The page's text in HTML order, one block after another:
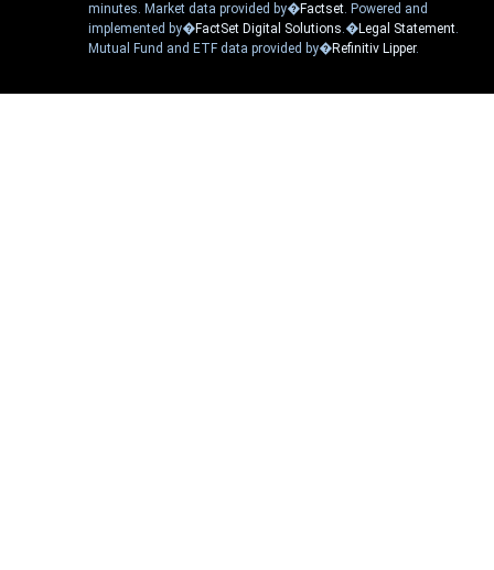
minutes. Market data provided by�Factset. Powered and
implemented by�FactSet Digital Solutions.�Legal Statement.
Mutual Fund and ETF data provided by�Refinitiv Lipper.